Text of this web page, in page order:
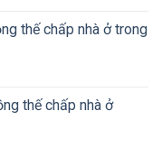
thế chấp nhà ở trong
thế chấp nhà ở